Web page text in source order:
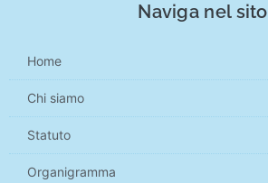
Naviga nel sito
Home
Chi siamo
Statuto
Organigramma